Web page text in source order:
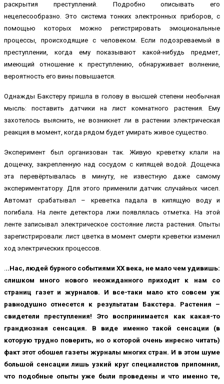
раскрытия преступлений. Подробно описывать его
нецелесообразно. Это система тонких электронных приборов, с
помощью которых можно регистрировать эмоциональные
процессы, происходящие с человеком. Если подозреваемый в
преступлении, когда ему показывают какой-нибудь предмет,
имеющий отношение к преступлению, обнаруживает волнение,
вероятность его вины повышается.
Однажды Бакстеру пришла в голову в высшей степени необычная
мысль: поставить датчики на лист комнатного растения. Ему
захотелось выяснить, не возникнет ли в растении электрическая
реакция в момент, когда рядом будет умирать живое существо.
Эксперимент был организован так. Живую креветку клали на
дощечку, закрепленную над сосудом с кипящей водой. Дощечка
эта перевёртывалась в минуту, не известную даже самому
экспериментатору. Для этого применили датчик случайных чисел.
Автомат срабатывал – креветка падала в кипящую воду и
погибала. На ленте детектора лжи появлялась отметка. На этой
ленте записывал электрическое состояние листа растения. Опыты
зарегистрировали: лист цветка в момент смерти креветки изменил
ход электрических процессов.
...Нас, людей бурного событиями XX века, не мало чем удивишь:
слишком много нового неожиданного приходит к нам со
страниц газет и журналов. И все-таки мало кто совсем уж
равнодушно отнесется к результатам Бакстера. Растения –
свидетели преступления! Это воспринимается как какая-то
грандиозная сенсация. В виде именно такой сенсации (в
которую трудно поверить, но о которой очень инресно читать)
факт этот обошел газеты журналы многих стран. И в этом шуме
большой сенсации лишь узкий круг специалистов припомнил,
что подобные опыты уже были проведены и что именно те,